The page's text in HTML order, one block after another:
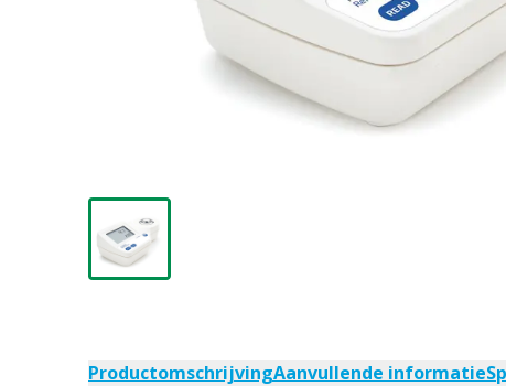
ProductomschrijvingAanvullende informatie